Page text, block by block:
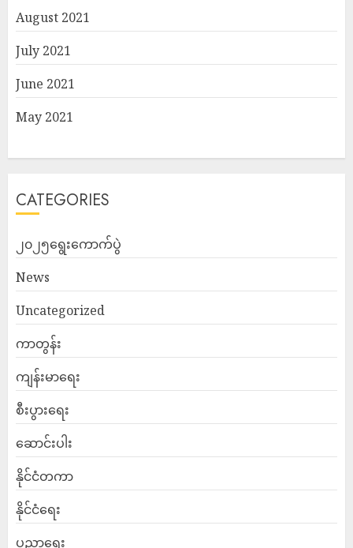
August 2021
July 2021
June 2021
May 2021
CATEGORIES
၂၀၂၅ရွေးကောက်ပွဲ
News
Uncategorized
ကာတွန်း
ကျန်းမာရေး
စီးပွားရေး
ဆောင်းပါး
နိုင်ငံတကာ
နိုင်ငံရေး
ပညာရေး